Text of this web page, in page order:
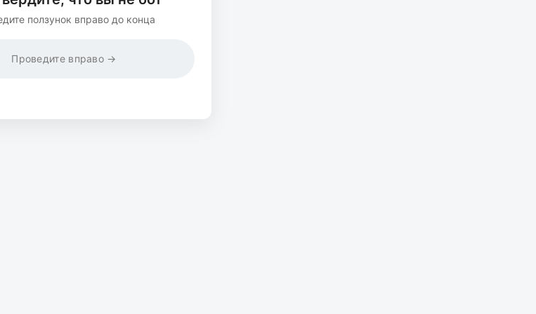
ползунок вправо до конца
Проведите вправо →